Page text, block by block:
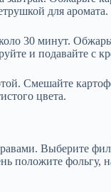
для аромата.
30 минут.
и подавайте с
Смешайте
цвета.
Выберите
положите